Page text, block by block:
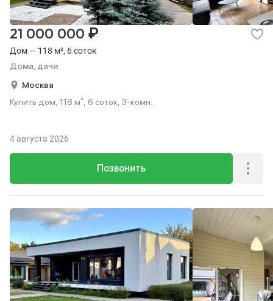
Дом — 118 м², 6 соток
Дома, дачи
21 000 000 ₽
Москва
Купить дом, 118 м², 6 соток, 3-комн..
Позвонить
4 августа 2026